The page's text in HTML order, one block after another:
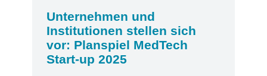
Unternehmen und
Institutionen stellen sich
vor: Planspiel MedTech
Start-up 2025